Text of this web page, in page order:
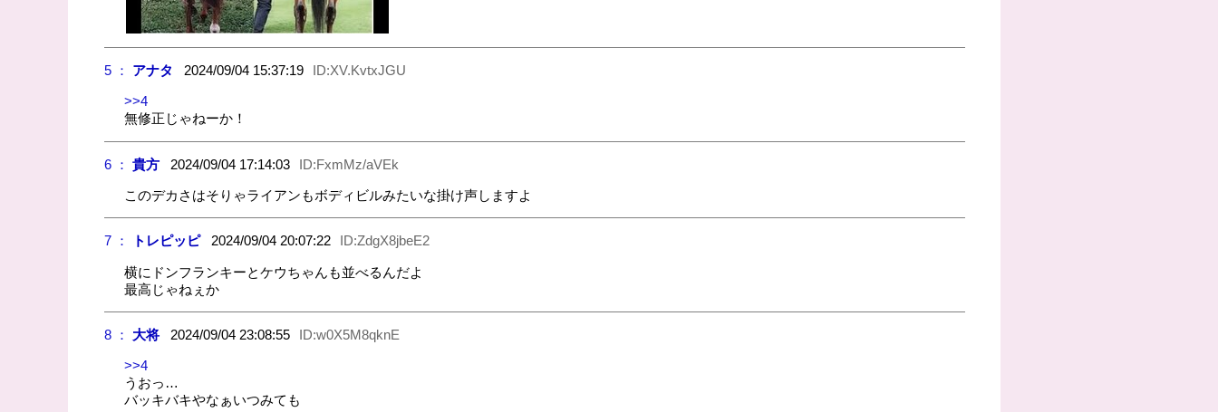
5 ： アナタ 2024/09/04 15:37:19 ID:XV.KvtxJGU
>>4
無修正じゃねーか！
6 ： 貴方2024/09/04 17:14:03 ID:FxmMz/aVEk
このデカさはそりゃライアンもボディビルみたいな掛け声しますよ
7 ： トレピッピ2024/09/04 20:07:22 ID:ZdgX8jbeE2
横にドンフランキーとケウちゃんも並べるんだよ
最高じゃねぇか
8 ： 大将2024/09/04 23:08:55 ID:w0X5M8qknE
>>4
うおっ…
バッキバキやなぁいつみても